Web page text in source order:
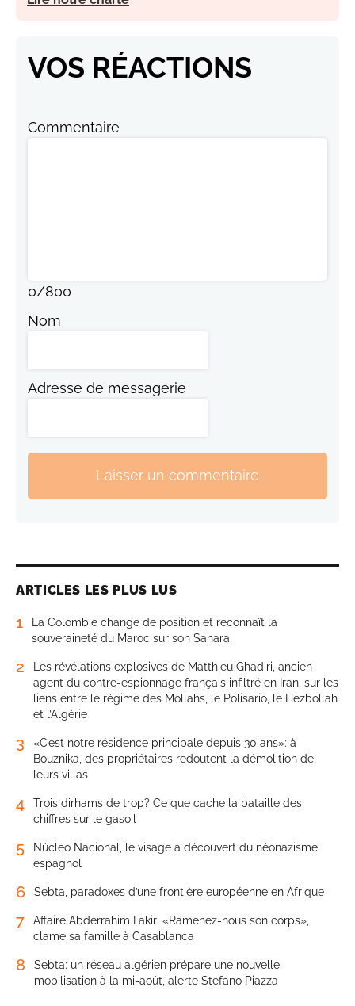
VOS RÉACTIONS
Commentaire
0/800
Nom
Adresse de messagerie
Laisser un commentaire
ARTICLES LES PLUS LUS
1
La Colombie change de position et reconnaît la
souveraineté du Maroc sur son Sahara
2
Les révélations explosives de Matthieu Ghadiri, ancien
agent du contre-espionnage français infiltré en Iran, sur les
liens entre le régime des Mollahs, le Polisario, le Hezbollah
et l’Algérie
3
«C’est notre résidence principale depuis 30 ans»: à
Bouznika, des propriétaires redoutent la démolition de
leurs villas
4
Trois dirhams de trop? Ce que cache la bataille des
chiffres sur le gasoil
5
Núcleo Nacional, le visage à découvert du néonazisme
espagnol
6 Sebta, paradoxes d’une frontière européenne en Afrique
7
Affaire Abderrahim Fakir: «Ramenez-nous son corps»,
clame sa famille à Casablanca
8
Sebta: un réseau algérien prépare une nouvelle
mobilisation à la mi-août, alerte Stefano Piazza